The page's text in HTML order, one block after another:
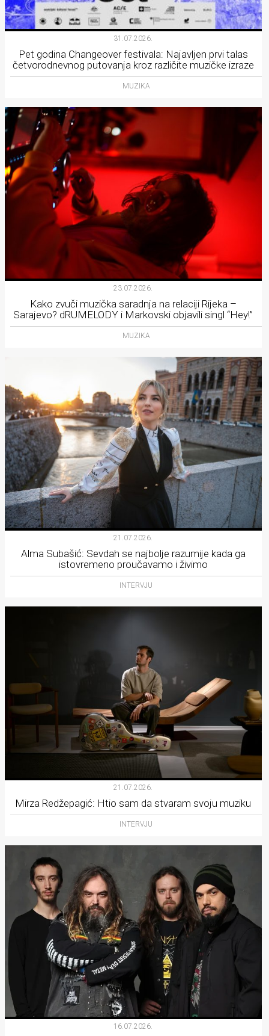
31.07.2026.
Pet godina Changeover festivala: Najavljen prvi talas
četvorodnevnog putovanja kroz različite muzičke izraze
MUZIKA
23.07.2026.
Kako zvuči muzička saradnja na relaciji Rijeka –
Sarajevo? dRUMELODY i Markovski objavili singl “Hey!”
MUZIKA
21.07.2026.
Alma Subašić: Sevdah se najbolje razumije kada ga
istovremeno proučavamo i živimo
INTERVJU
21.07.2026.
Mirza Redžepagić: Htio sam da stvaram svoju muziku
INTERVJU
16.07.2026.